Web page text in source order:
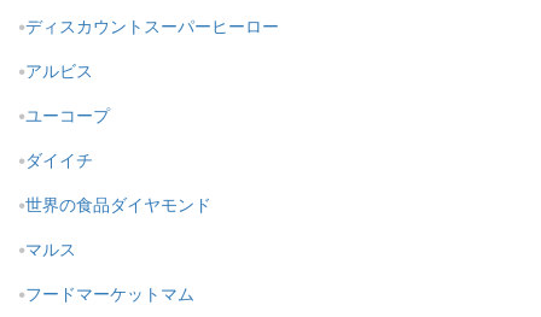
ディスカウントスーパーヒーロー
アルビス
ユーコープ
ダイイチ
世界の食品ダイヤモンド
マルス
フードマーケットマム